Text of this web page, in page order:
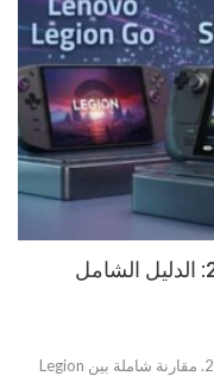
أفضل أجهزة الألعاب المحمولة 2026: الدليل الشامل
اكتشف أفضل أجهزة الألعاب المحمولة لعام 2026. مقارنة شاملة بين Legion